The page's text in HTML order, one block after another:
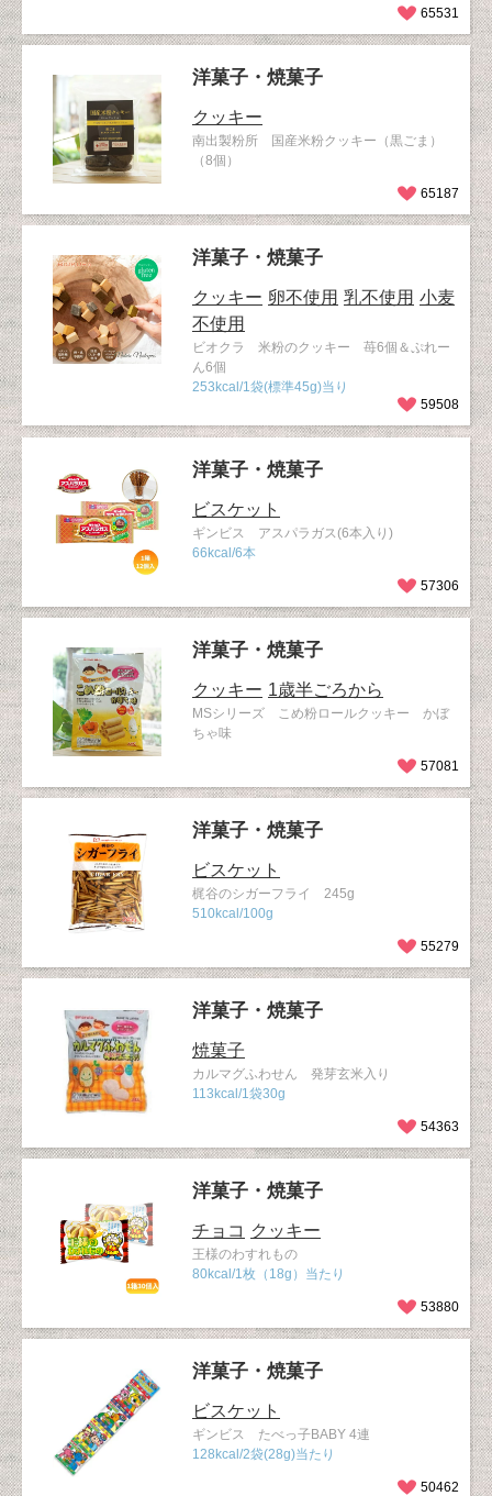
65531
洋菓子・焼菓子
クッキー
南出製粉所 国産米粉クッキー（黒ごま）
（8個）
65187
洋菓子・焼菓子
クッキー 卵不使用 乳不使用 小麦
不使用
ビオクラ 米粉のクッキー 苺6個＆ぷれー
ん6個
253kcal/1袋(標準45g)当り
59508
洋菓子・焼菓子
ビスケット
ギンビス アスパラガス(6本入り)
66kcal/6本
57306
洋菓子・焼菓子
クッキー 1歳半ごろから
MSシリーズ こめ粉ロールクッキー かぼ
ちゃ味
57081
洋菓子・焼菓子
ビスケット
梶谷のシガーフライ 245g
510kcal/100g
55279
洋菓子・焼菓子
焼菓子
カルマグふわせん 発芽玄米入り
113kcal/1袋30g
54363
洋菓子・焼菓子
チョコ クッキー
王様のわすれもの
80kcal/1枚（18g）当たり
53880
洋菓子・焼菓子
ビスケット
ギンビス たべっ子BABY 4連
128kcal/2袋(28g)当たり
50462